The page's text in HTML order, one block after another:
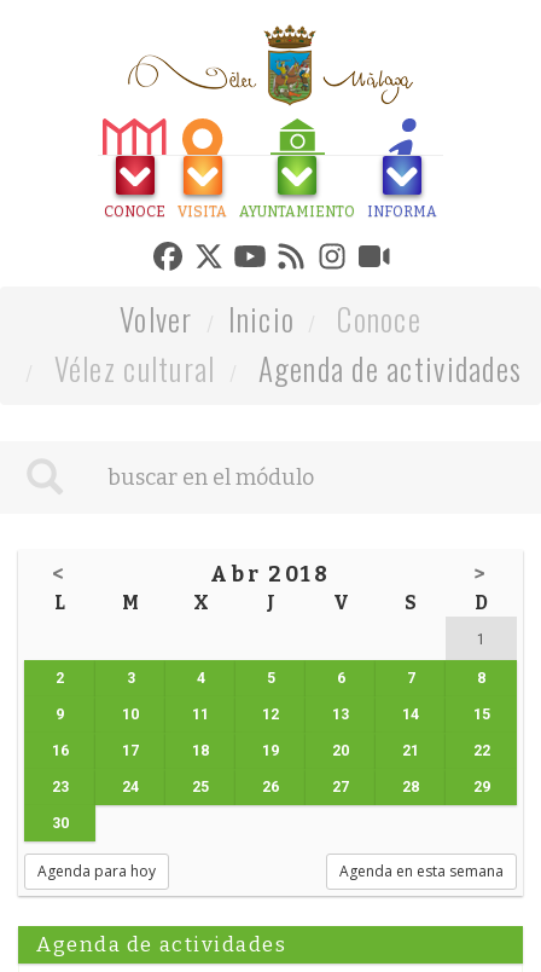
CONOCE VISITA AYUNTAMIENTO INFORMA
Volver Inicio
Conoce
Vélez cultural
Agenda de actividades
< Abr 2018 >
L M X J V S D
1
2 3 4 5 6 7 8
9 10 11 12 13 14 15
16 17 18 19 20 21 22
23 24 25 26 27 28 29
30
Agenda para hoy Agenda en esta semana
Agenda de actividades